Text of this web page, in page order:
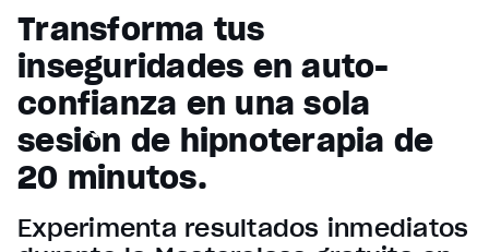
Transforma tus
inseguridades en auto-
confianza en una sola
sesión de hipnoterapia de
20 minutos.
Experimenta resultados inmediatos